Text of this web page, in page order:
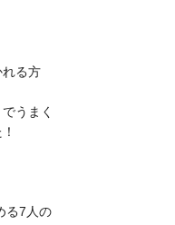
れる方
うまく
る7人の